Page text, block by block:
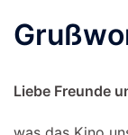
Liebe Freunde